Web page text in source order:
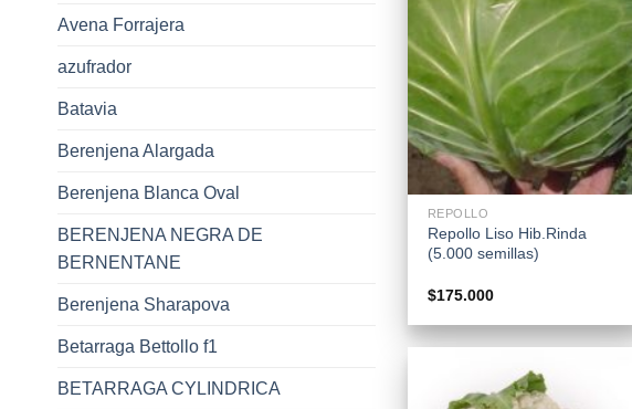
Avena Forrajera
azufrador
Batavia
Berenjena Alargada
Berenjena Blanca Oval
BERENJENA NEGRA DE
BERNENTANE
Berenjena Sharapova
Betarraga Bettollo f1
BETARRAGA CYLINDRICA
REPOLLO
Repollo Liso Hib.Rinda
(5.000 semillas)
$175.000